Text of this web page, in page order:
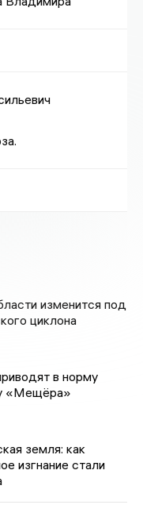
изменится под
циклона
в норму
«Мещёра»
земля: как
изгнание стали